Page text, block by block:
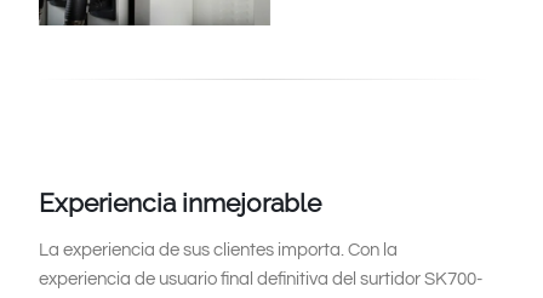
Experiencia inmejorable
La experiencia de sus clientes importa. Con la
experiencia de usuario final definitiva del surtidor SK700-